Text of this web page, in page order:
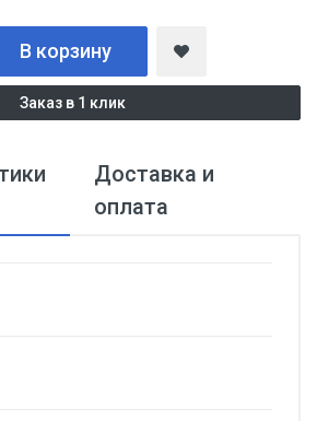
В корзину
Заказ в 1 клик
Доставка и
оплата